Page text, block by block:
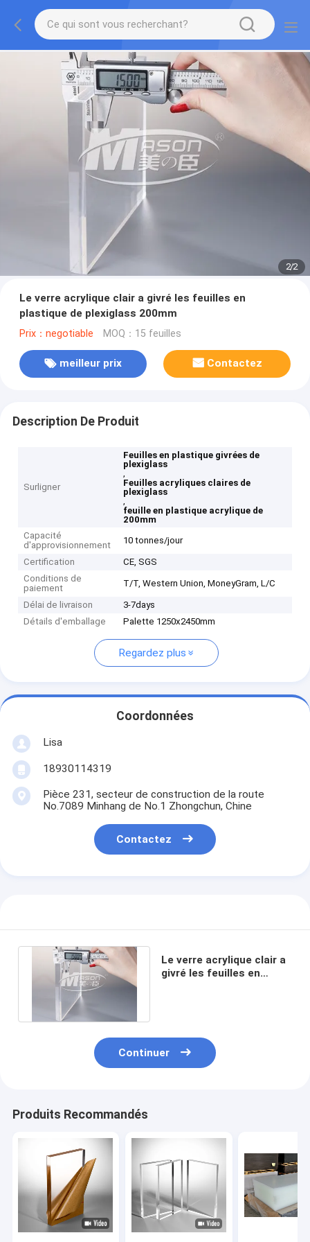
2/2
Le verre acrylique clair a givré les feuilles en
plastique de plexiglass 200mm
Prix：negotiable MOQ：15 feuilles
meilleur prix Contactez
Description De Produit
Surligner
Feuilles en plastique givrées de
plexiglass
,
Feuilles acryliques claires de
plexiglass
,
feuille en plastique acrylique de
200mm
Capacité
d'approvisionnement
10 tonnes/jour
Certification
CE, SGS
Conditions de
paiement
T/T, Western Union, MoneyGram, L/C
Délai de livraison
3-7days
Détails d'emballage
Palette 1250x2450mm
Regardez plus
Coordonnées
Lisa
18930114319
Pièce 231, secteur de construction de la route
No.7089 Minhang de No.1 Zhongchun, Chine
Contactez
Le verre acrylique clair a
givré les feuilles en
Continuer
Produits Recommandés